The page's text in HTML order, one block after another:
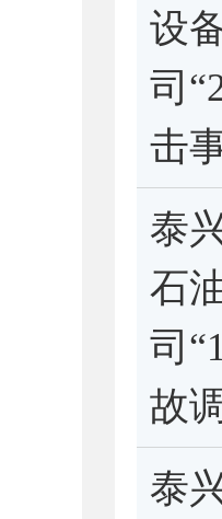
设
司
击
泰
石
司
故
泰